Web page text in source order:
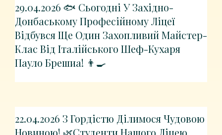
29.04.2026 🐟 Сьогодні У Західно-
Донбаському Професійному Ліцеї
Відбувся Ще Один Захопливий Майстер-
Клас Від Італійського Шеф-Кухаря
Пауло Брешиа! 👨‍🍳
22.04.2026 З Гордістю Ділимося Чудовою
Новиною! 🌿Студенти Нашого Ліцею